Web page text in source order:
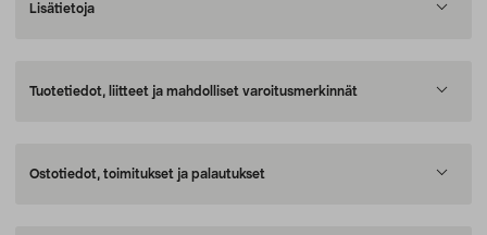
Lisätietoja
Tuotetiedot, liitteet ja mahdolliset varoitusmerkinnät
Ostotiedot, toimitukset ja palautukset